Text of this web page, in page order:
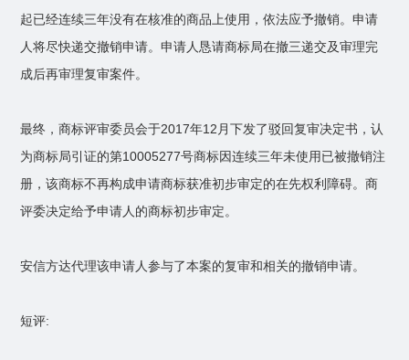
起已经连续三年没有在核准的商品上使用，依法应予撤销。申请
人将尽快递交撤销申请。申请人恳请商标局在撤三递交及审理完
成后再审理复审案件。
最终，商标评审委员会于2017年12月下发了驳回复审决定书，认
为商标局引证的第10005277号商标因连续三年未使用已被撤销注
册，该商标不再构成申请商标获准初步审定的在先权利障碍。商
评委决定给予申请人的商标初步审定。
安信方达代理该申请人参与了本案的复审和相关的撤销申请。
短评: